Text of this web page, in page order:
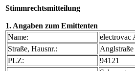
Stimmrechtsmitteilung
1. Angaben zum Emittenten
Name:
electrovac
Straße, Hausnr.:
Anglstraße
PLZ:
94121